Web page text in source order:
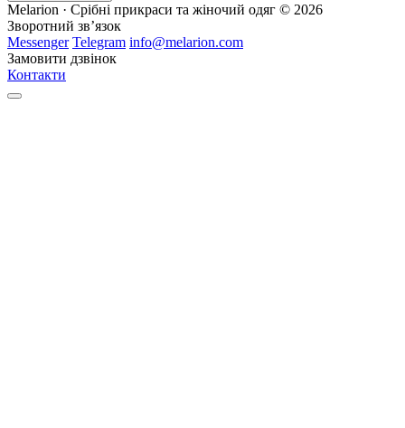
Melarion · Срібні прикраси та жіночий одяг © 2026
Зворотний зв’язок
Messenger Telegram info@melarion.com
Замовити дзвінок
Контакти